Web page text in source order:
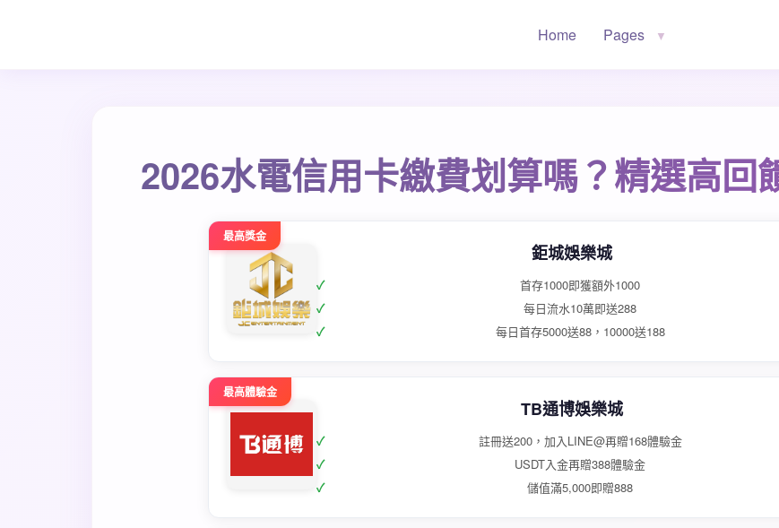
Home Pages ▼
2026水電信用卡繳費划算嗎？精選高回
最高獎金
鉅城娛樂城
首存1000即獲額外1000
每日流水10萬即送288
每日首存5000送88，10000送188
最高體驗金
TB通博娛樂城
註冊送200，加入LINE@再贈168體驗金
USDT入金再贈388體驗金
儲值滿5,000即贈888